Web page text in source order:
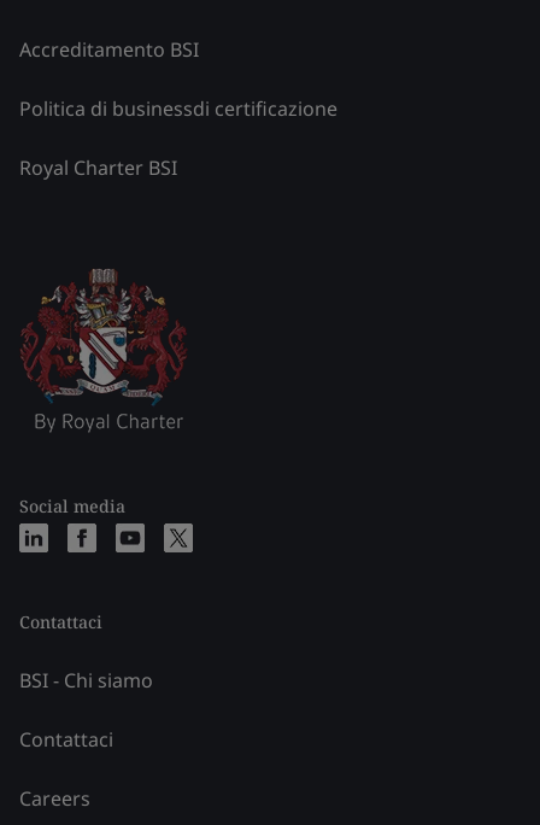
Accreditamento BSI
Politica di businessdi certificazione
Royal Charter BSI
Social media
Contattaci
BSI - Chi siamo
Contattaci
Careers